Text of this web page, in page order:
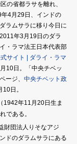
の省都ラサを離れ、
4月29日、インドの
ラムサラに移り今日に
年3月19日のダラ
・ラマ法王日本代表部
サイト | ダライ・ラマ
10日。「中央チベッ
ージ、 中央チベット政
日。
1942年11月20日生ま
である。
財団法人りそなアジ
ドのダラムサラにある